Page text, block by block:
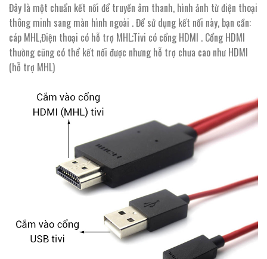
Đây là một chuẩn kết nối để truyền âm thanh, hình ảnh từ điện thoại
thông minh sang màn hình ngoài . Để sử dụng kết nối này, bạn cần:
cáp MHL,Điện thoại có hỗ trợ MHL;Tivi có cổng HDMI . Cổng HDMI
thường cũng có thể kết nối được nhưng hỗ trợ chưa cao như HDMI
(hỗ trợ MHL)